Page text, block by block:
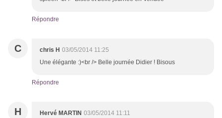
Répondre
C chris H 03/05/2014 11:25
Une élégante :)<br /> Belle journée Didier ! Bisous
Répondre
H Hervé MARTIN 03/05/2014 11:11